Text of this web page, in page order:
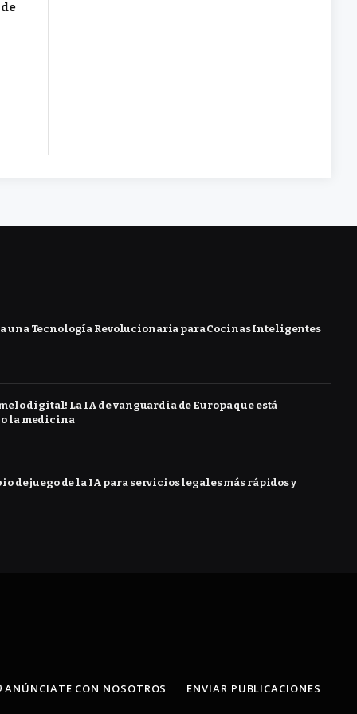
una Tecnología Revolucionaria para Cocinas Inteligentes
digital! La IA de vanguardia de Europa que está
la medicina
de juego de la IA para servicios legales más rápidos y
ANÚNCIATE CON NOSOTROS ENVIAR PUBLICACIONES